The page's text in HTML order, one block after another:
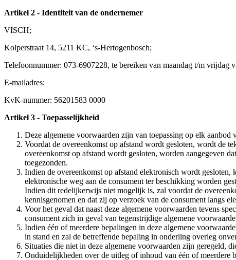
Artikel 2 - Identiteit van de ondernemer
VISCH;
Kolperstraat 14, 5211 KC, ‘s-Hertogenbosch;
Telefoonnummer: 073-6907228, te bereiken van maandag t/m vrijdag
E-mailadres:
KvK-nummer: 56201583 0000
Artikel 3 - Toepasselijkheid
Deze algemene voorwaarden zijn van toepassing op elk aanbod
Voordat de overeenkomst op afstand wordt gesloten, wordt de
overeenkomst op afstand wordt gesloten, worden aangegeven
toegezonden.
Indien de overeenkomst op afstand elektronisch wordt
elektronische weg aan de consument ter beschikking worden
Indien dit redelijkerwijs niet mogelijk is, zal voordat de
kennisgenomen en dat zij op verzoek van de consument langs
Voor het geval dat naast deze algemene voorwaarden tevens
consument zich in geval van tegenstrijdige algemene
Indien één of meerdere bepalingen in deze algemene
in stand en zal de betreffende bepaling in onderling overleg
Situaties die niet in deze algemene voorwaarden zijn geregeld,
Onduidelijkheden over de uitleg of inhoud van één of meerdere